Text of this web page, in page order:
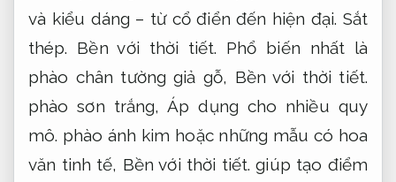
và kiểu dáng – từ cổ điển đến hiện đại. Sắt
thép. Bền với thời tiết. Phổ biến nhất là
phào chân tường giả gỗ, Bền với thời tiết.
phào sơn trắng,Áp dụng cho nhiều quy
mô. phào ánh kim hoặc những mẫu có hoa
văn tinh tế, Bền với thời tiết. giúp tạo điểm